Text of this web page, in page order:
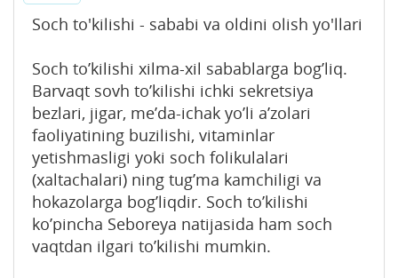
Soch to'kilishi - sababi va oldini olish yo'llari
Soch to’kilishi xilma-xil sabablarga bog’liq.
Barvaqt sovh to’kilishi ichki sekretsiya
bezlari, jigar, me’da-ichak yo’li a’zolari
faoliyatining buzilishi, vitaminlar
yetishmasligi yoki soch folikulalari
(xaltachalari) ning tug’ma kamchiligi va
hokazolarga bog’liqdir. Soch to’kilishi
ko’pincha Seboreya natijasida ham soch
vaqtdan ilgari to’kilishi mumkin.